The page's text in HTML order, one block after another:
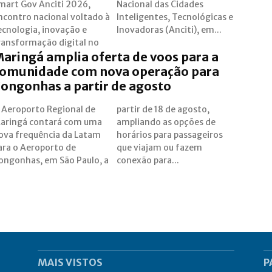
Gov Anciti 2026,
nacional voltado à
inovação e
digital no
das Cidades
Tecnológicas e
Inovadoras (Anciti), em...
amplia oferta de voos para a
com nova operação para
a partir de agosto
Aeroporto Regional de
contará com uma
frequência da Latam
o Aeroporto de
em São Paulo, a
de 18 de agosto,
as opções de
para passageiros
viajam ou fazem
conexão para...
MAIS VISTOS